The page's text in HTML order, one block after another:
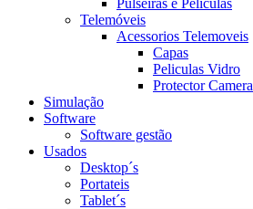
Pulseiras e Peliculas
Telemóveis
Acessorios Telemoveis
Capas
Peliculas Vidro
Protector Camera
Simulação
Software
Software gestão
Usados
Desktop´s
Portateis
Tablet´s